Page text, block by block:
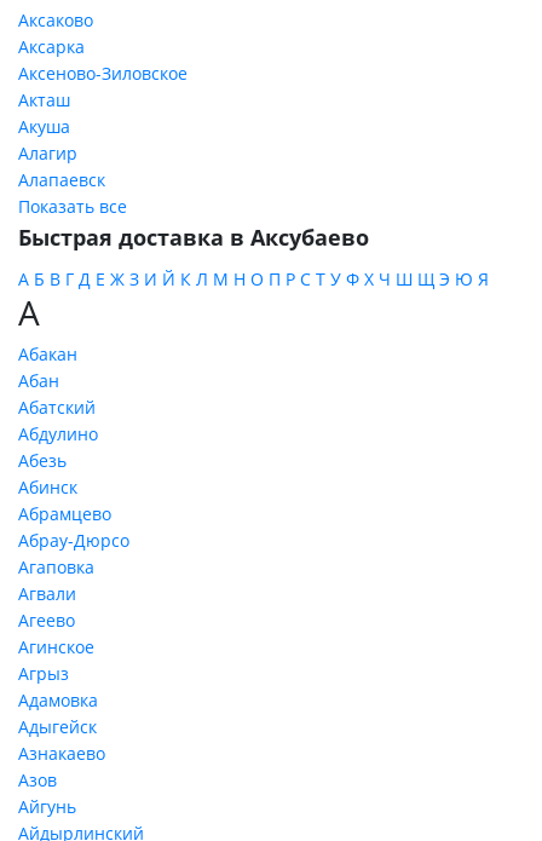
Аксаково
Аксарка
Аксеново-Зиловское
Акташ
Акуша
Алагир
Алапаевск
Показать все
Быстрая доставка в Аксубаево
А Б В Г Д Е Ж З И Й К Л М Н О П Р С Т У Ф Х Ч Ш Щ Э Ю Я
А
Абакан
Абан
Абатский
Абдулино
Абезь
Абинск
Абрамцево
Абрау-Дюрсо
Агаповка
Агвали
Агеево
Агинское
Агрыз
Адамовка
Адыгейск
Азнакаево
Азов
Айгунь
Айдырлинский